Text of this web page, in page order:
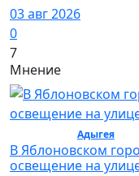
03 авг 2026
0
7
Мнение
Адыгея/
В Яблоновском
освещение на